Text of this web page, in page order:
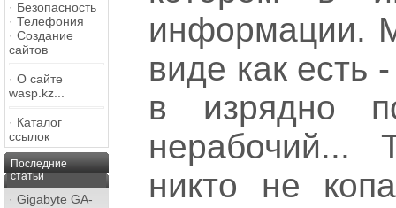
· Безопасность
· Телефония
· Создание
сайтов
· О сайте
wasp.kz...
· Каталог
ссылок
Последние
статьи
· Gigabyte GA-
информации.
виде как есть
в изрядно
никто не